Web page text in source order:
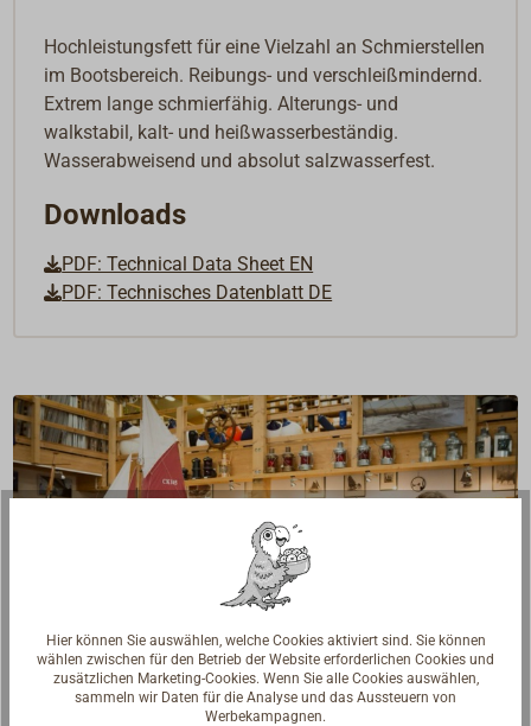
Hochleistungsfett für eine Vielzahl an Schmierstellen
im Bootsbereich. Reibungs- und verschleißmindernd.
Extrem lange schmierfähig. Alterungs- und
walkstabil, kalt- und heißwasserbeständig.
Wasserabweisend und absolut salzwasserfest.
Downloads
PDF: Technical Data Sheet EN
PDF: Technisches Datenblatt DE
Hier können Sie auswählen, welche Cookies aktiviert sind. Sie können
wählen zwischen für den Betrieb der Website erforderlichen Cookies und
zusätzlichen Marketing-Cookies. Wenn Sie alle Cookies auswählen,
sammeln wir Daten für die Analyse und das Aussteuern von
Werbekampagnen.